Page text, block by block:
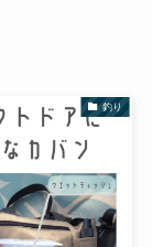
釣り